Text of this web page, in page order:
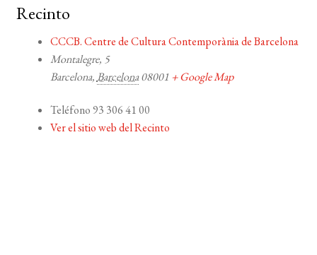
Recinto
CCCB. Centre de Cultura Contemporània de Barcelona
Montalegre, 5
Barcelona,Barcelona 08001 + Google Map
Teléfono 93 306 41 00
Ver el sitio web del Recinto